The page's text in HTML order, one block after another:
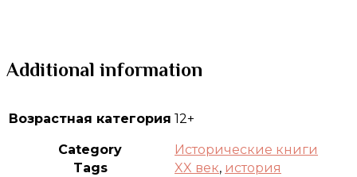
Additional information
Возрастная категория 12+
Category
Исторические книги
Tags
XX век, история